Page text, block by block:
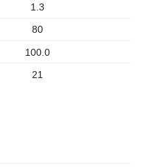
1.3
80
100.0
21